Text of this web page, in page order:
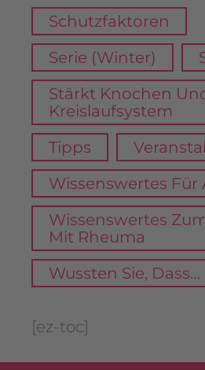
Schutzfaktoren
Serie (Winter)
Stärkt Knochen
Kreislaufsystem
Tipps
Wissenswertes Für
Wissenswertes
Mit Rheuma
Wussten Sie, Dass…
[ez-toc]